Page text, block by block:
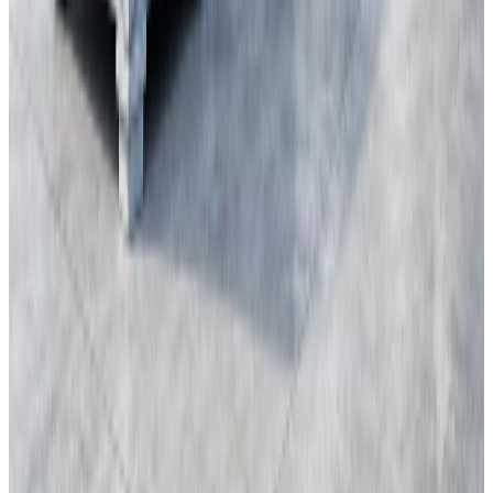
07
Produits et technologies
E-House en haute altitude : les données à verrouiller
dès l’appel d’offres
Une enceinte préfabriquée sur mesure pour haute altitude exige plus
qu’une cote. ETENZ coordonne environnement, équipements,
thermique, structure, logistique et interfaces avant fabrication.
Produits et technologies
Trois modèles de livraison E-House, de l’enveloppe à
De l’enceinte préfabriquée sur mesure à l’E-House prête pour les